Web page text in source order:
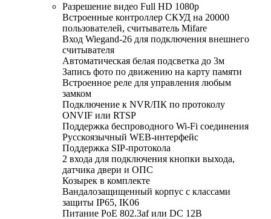
Разрешение видео Full HD 1080p
Встроенные контроллер СКУД на 20000
пользователей, считыватель Mifare
Вход Wiegand-26 для подключения внешнего
считывателя
Автоматическая белая подсветка до 3м
Запись фото по движению на карту памяти
Встроенное реле для управления любым
замком
Подключение к NVR/ПК по протоколу
ONVIF или RTSP
Поддержка беспроводного Wi-Fi соединения
Русскоязычный WEB-интерфейс
Поддержка SIP-протокола
2 входа для подключения кнопки выхода,
датчика двери и ОПС
Козырек в комплекте
Вандалозащищенный корпус с классами
защиты IP65, IK06
Питание PoE 802.3af или DC 12В